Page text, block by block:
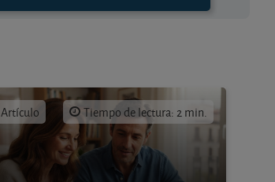
Artículo Tiempo de lectura: 2 min.